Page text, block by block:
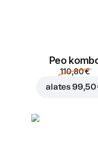
Peo
110,80 €
alates 99,50